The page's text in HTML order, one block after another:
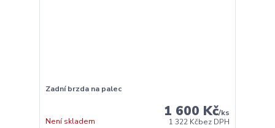
Zadní brzda na palec
1 600 Kč/ks
1 322 Kčbez DPH
Není skladem